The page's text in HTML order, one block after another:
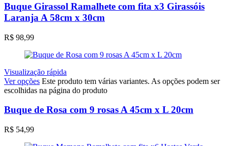
Buque Girassol Ramalhete com fita x3 Girassóis
Laranja A 58cm x 30cm
R$ 98,99
Visualização rápida
Ver opções Este produto tem várias variantes. As opções podem ser
escolhidas na página do produto
Buque de Rosa com 9 rosas A 45cm x L 20cm
R$ 54,99